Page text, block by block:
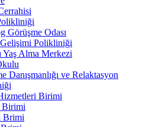
Görüşme Odası
Polikliniği
Yaş Alma Merkezi
Danışmanlığı ve Relaktasyon
Birimi
Birimi
Brimi